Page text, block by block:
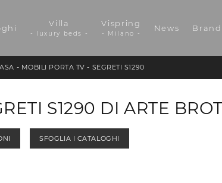
Villa
- luxury beds -
Vispring
- Milano -
News Brand
- MOBILI PORTA TV - SEGRETI S1290
S1290 DI ARTE
SFOGLIA I CATALOGHI